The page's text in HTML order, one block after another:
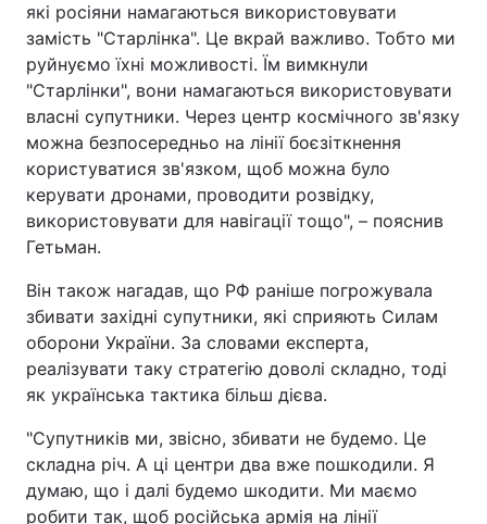
які росіяни намагаються використовувати
замість "Старлінка". Це вкрай важливо. Тобто ми
руйнуємо їхні можливості. Їм вимкнули
"Старлінки", вони намагаються використовувати
власні супутники. Через центр космічного зв'язку
можна безпосередньо на лінії боєзіткнення
користуватися зв'язком, щоб можна було
керувати дронами, проводити розвідку,
використовувати для навігації тощо", – пояснив
Гетьман.
Він також нагадав, що РФ раніше погрожувала
збивати західні супутники, які сприяють Силам
оборони України. За словами експерта,
реалізувати таку стратегію доволі складно, тоді
як українська тактика більш дієва.
"Супутників ми, звісно, збивати не будемо. Це
складна річ. А ці центри два вже пошкодили. Я
думаю, що і далі будемо шкодити. Ми маємо
робити так, щоб російська армія на лінії